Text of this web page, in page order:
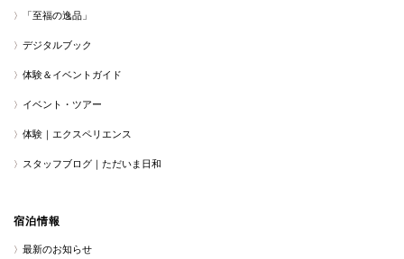
「至福の逸品」
デジタルブック
体験＆イベントガイド
イベント・ツアー
体験｜エクスペリエンス
スタッフブログ｜ただいま日和
宿泊情報
最新のお知らせ